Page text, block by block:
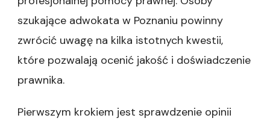
szukające adwokata w Poznaniu powinny
zwrócić uwagę na kilka istotnych kwestii,
które pozwalają ocenić jakość i doświadczenie
prawnika.
Pierwszym krokiem jest sprawdzenie opinii